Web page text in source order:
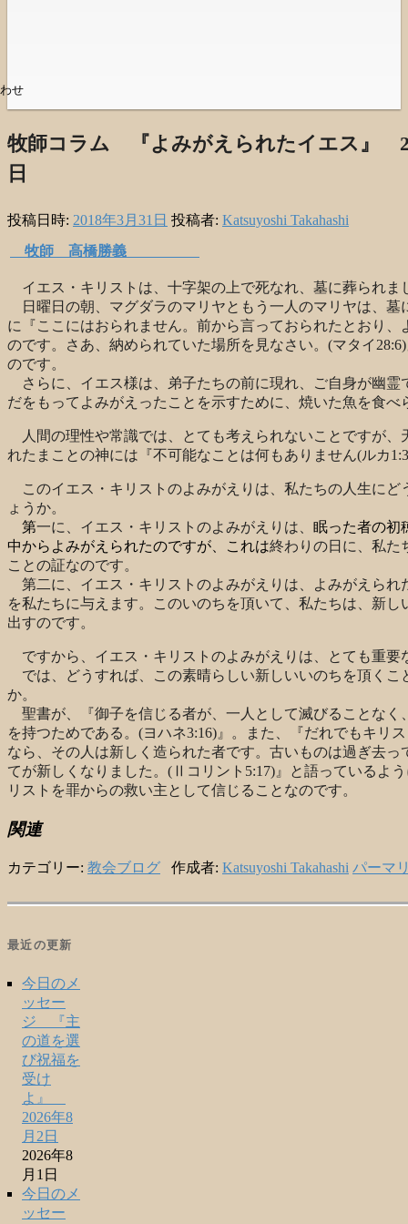
せ
牧師コラム 『よみがえられたイエス』
日
投稿日時: 2018年3月31日 投稿者: Katsuyoshi Takahashi
牧師 高橋勝義
イエス・キリストは、十字架の上で死なれ、墓に葬られま
日曜日の朝、マグダラのマリヤともう一人のマリヤは、墓
に『ここにはおられません。前から言っておられたとおり、
のです。さあ、納められていた場所を見なさい。 (マタイ 28:6)
のです。
さらに、イエス様は、弟子たちの前に現れ、ご自身が幽霊
だをもってよみがえったことを示すために、焼いた魚を食べ
人間の理性や常識では、とても考えられないことですが、
れたまことの神には『不可能なことは何もありません(ルカ
このイエス・キリストのよみがえりは、私たちの人生にど
ょうか。
第一に、イエス・キリストのよみがえりは、 眠った者の初
中からよみがえられたのですが、これは終わりの日に、私た
ことの証なのです。
第二に、イエス・キリストのよみがえりは、よみがえられ
を私たちに与えます。このいのちを頂いて、私たちは、新し
出すのです。
ですから、イエス・キリストのよみがえりは、とても重要
では、どうすれば、この素晴らしい新しいいのちを頂くこ
か。
聖書が、『御子を信じる者が、一人として滅びることなく
を持つためである。 (ヨハネ3:16) 』。また、『だれでもキリ
なら、その人は新しく造られた者です。古いものは過ぎ去っ
てが新しくなりました。 ( Ⅱコリント 5:17) 』と語っているよ
リストを罪からの救い主として信じることなのです。
関連
カテゴリー: 教会ブログ 作成者: Katsuyoshi Takahashi パーマ
最近の更新
今日のメ
ッセー
ジ 『主
の道を選
び祝福を
受け
よ』
2026年8
月2日
2026年8
月1日
今日のメ
ッセー